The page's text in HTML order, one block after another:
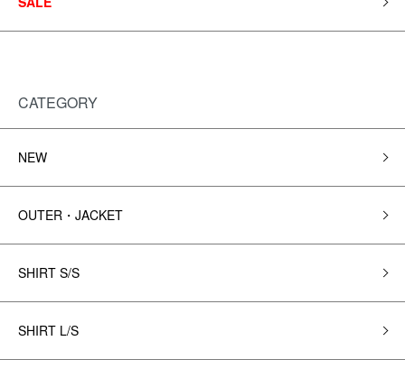
CATEGORY
NEW
OUTER・JACKET
SHIRT S/S
SHIRT L/S